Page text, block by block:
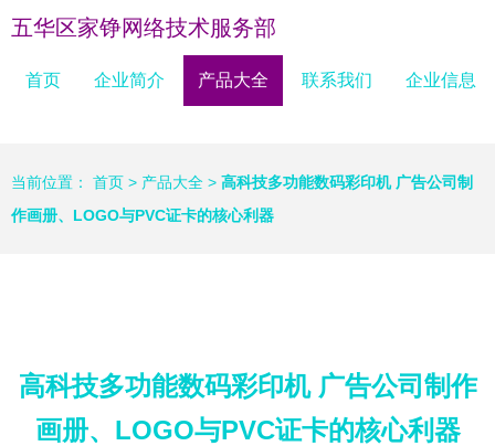
五华区家铮网络技术服务部
首页 企业简介 产品大全 联系我们 企业信息
当前位置： 首页 > 产品大全 > 高科技多功能数码彩印机 广告公司制
作画册、LOGO与PVC证卡的核心利器
高科技多功能数码彩印机 广告公司制作
画册、LOGO与PVC证卡的核心利器